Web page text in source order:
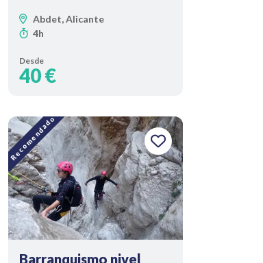
Abdet, Alicante
4h
Desde
40 €
Recomendado
Barranquismo nivel